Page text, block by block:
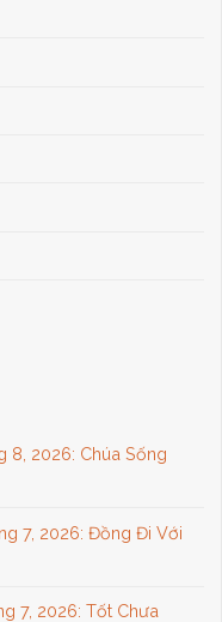
8, 2026: Chúa Sống
7, 2026: Đồng Đi Với
7, 2026: Tốt Chưa